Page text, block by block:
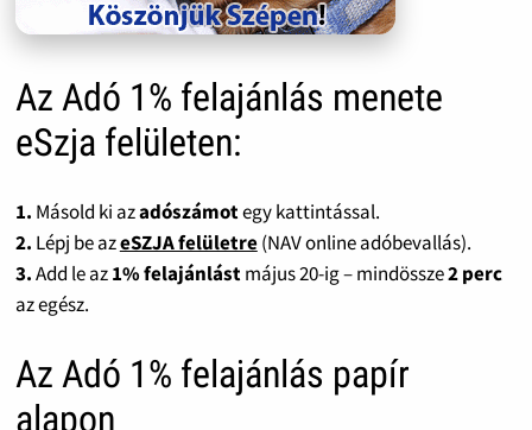
Az Adó 1% felajánlás menete
eSzja felületen:
1. Másold ki azadószámotegy kattintással.
2. Lépj be azeSZJA felületre(NAV online adóbevallás).
3.Add le az1% felajánlástmájus 20-ig – mindössze2 perc
az egész.
Az Adó 1% felajánlás papír
alapon